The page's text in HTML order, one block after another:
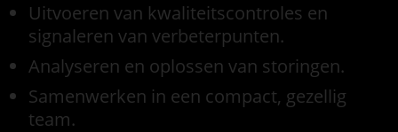
Uitvoeren van kwaliteitscontroles en
signaleren van verbeterpunten.
Analyseren en oplossen van storingen.
Samenwerken in een compact, gezellig
team.